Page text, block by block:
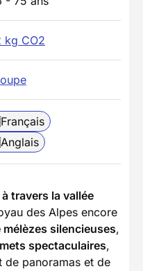
kg CO2
Français
Anglais
travers la vallée
des Alpes encore
silencieuses,
spectaculaires,
de panoramas et de